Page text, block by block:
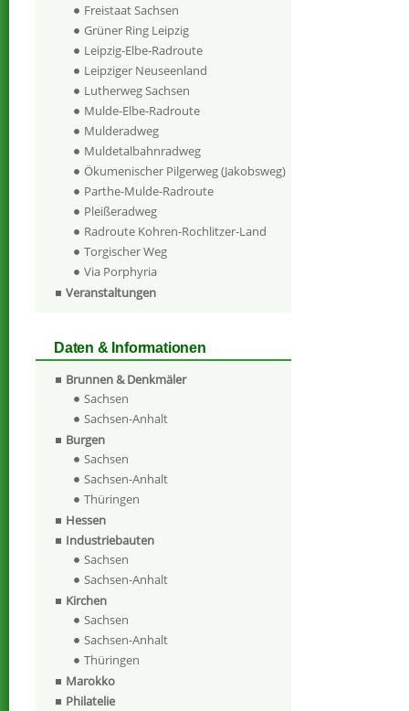
Freistaat Sachsen
Grüner Ring Leipzig
Leipzig-Elbe-Radroute
Leipziger Neuseenland
Lutherweg Sachsen
Mulde-Elbe-Radroute
Mulderadweg
Muldetalbahnradweg
Ökumenischer Pilgerweg (Jakobsweg)
Parthe-Mulde-Radroute
Pleißeradweg
Radroute Kohren-Rochlitzer-Land
Torgischer Weg
Via Porphyria
Veranstaltungen
Daten & Informationen
Brunnen & Denkmäler
Sachsen
Sachsen-Anhalt
Burgen
Sachsen
Sachsen-Anhalt
Thüringen
Hessen
Industriebauten
Sachsen
Sachsen-Anhalt
Kirchen
Sachsen
Sachsen-Anhalt
Thüringen
Marokko
Philatelie